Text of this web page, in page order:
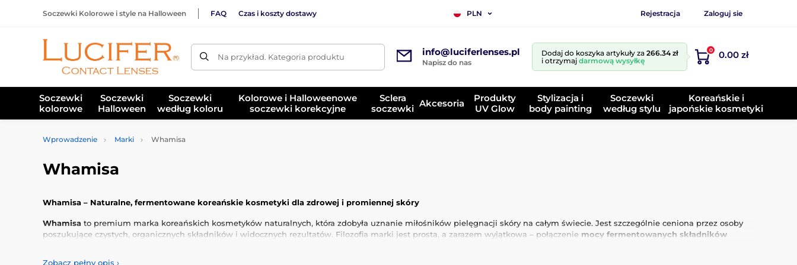
Soczewki Kolorowe i style na Halloween FAQ Czas i koszty dostawy PLN Rejestracja Zaloguj sie
Na przykład. Kategoria produktu info@luciferlenses.pl
Napisz do nas
Dodaj do koszyka artykuły za 266.34 zł
i otrzymaj darmową wysyłkę
0 0.00 zł
Soczewki
kolorowe
Soczewki
Halloween
Soczewki
według koloru
Kolorowe i Halloweenowe
soczewki korekcyjne
Sclera
soczewki Akcesoria
Produkty
UV Glow
Stylizacja i
body painting
Soczewki
według stylu
Koreańskie i
japońskie kosmetyki
Wprowadzenie Marki Whamisa
Whamisa
Whamisa – Naturalne, fermentowane koreańskie kosmetyki dla zdrowej i promiennej skóry
Whamisa to premium marka koreańskich kosmetyków naturalnych, która zdobyła uznanie miłośników pielęgnacji skóry na całym świecie. Jest szczególnie ceniona przez osoby
poszukujące czystych, organicznych składników i widocznych rezultatów. Filozofia marki jest prosta, a zarazem wyjątkowa – połączenie mocy fermentowanych składników
Zobacz pełny opis ›